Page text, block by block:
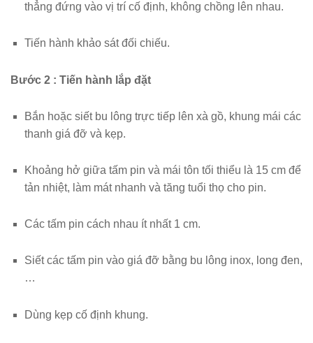
thẳng đứng vào vị trí cố định, không chồng lên nhau.
Tiến hành khảo sát đối chiếu.
Bước 2 : Tiến hành lắp đặt
Bắn hoặc siết bu lông trực tiếp lên xà gồ, khung mái các
thanh giá đỡ và kẹp.
Khoảng hở giữa tấm pin và mái tôn tối thiểu là 15 cm để
tản nhiệt, làm mát nhanh và tăng tuổi thọ cho pin.
Các tấm pin cách nhau ít nhất 1 cm.
Siết các tấm pin vào giá đỡ bằng bu lông inox, long đen,
…
Dùng kẹp cố định khung.